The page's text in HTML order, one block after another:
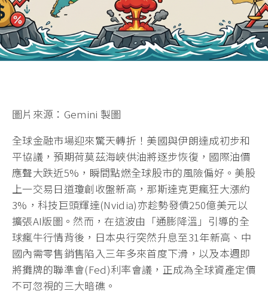
圖片來源：Gemini 製圖
全球金融市場迎來驚天轉折！美國與伊朗達成初步和
平協議，預期荷莫茲海峽供油將逐步恢復，國際油價
應聲大跌近5%，瞬間點燃全球股市的風險偏好。美股
上一交易日道瓊創收盤新高，那斯達克更瘋狂大漲約
3%，科技巨頭輝達(Nvidia)亦趁勢發債250億美元以
擴張AI版圖。然而，在這波由「通膨降溫」引導的全
球瘋牛行情背後，日本央行突然升息至31年新高、中
國內需零售銷售陷入三年多來首度下滑，以及本週即
將攤牌的聯準會(Fed)利率會議，正成為全球資產定價
不可忽視的三大暗礁。